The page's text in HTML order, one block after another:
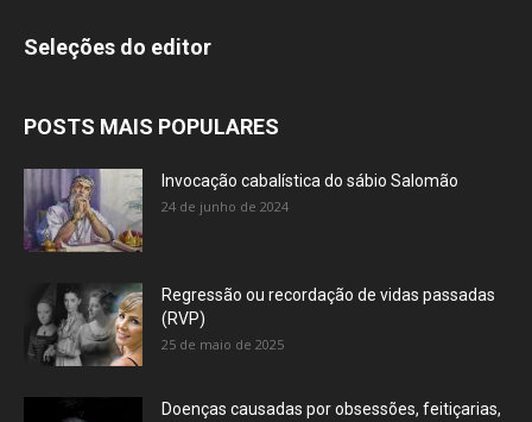
Seleções do editor
POSTS MAIS POPULARES
Invocação cabalística do sábio Salomão
24 de junho de 2024
Regressão ou recordação de vidas passadas
(RVP)
25 de maio de 2025
Doenças causadas por obsessões, feitiçarias,